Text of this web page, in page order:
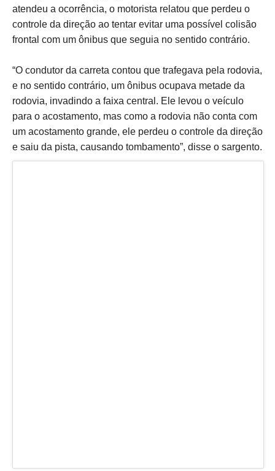
atendeu a ocorrência, o motorista relatou que perdeu o
controle da direção ao tentar evitar uma possível colisão
frontal com um ônibus que seguia no sentido contrário.
“O condutor da carreta contou que trafegava pela rodovia,
e no sentido contrário, um ônibus ocupava metade da
rodovia, invadindo a faixa central. Ele levou o veículo
para o acostamento, mas como a rodovia não conta com
um acostamento grande, ele perdeu o controle da direção
e saiu da pista, causando tombamento”, disse o sargento.